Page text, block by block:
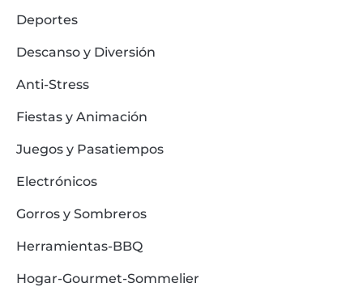
Deportes
Descanso y Diversión
Anti-Stress
Fiestas y Animación
Juegos y Pasatiempos
Electrónicos
Gorros y Sombreros
Herramientas-BBQ
Hogar-Gourmet-Sommelier